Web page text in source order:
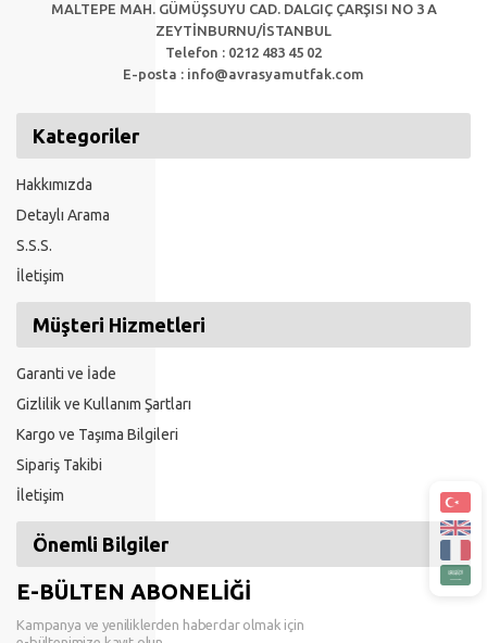
MALTEPE MAH. GÜMÜŞSUYU CAD. DALGIÇ ÇARŞISI NO 3 A
ZEYTİNBURNU/İSTANBUL
Telefon : 0212 483 45 02
E-posta : info@avrasyamutfak.com
Kategoriler
Hakkımızda
Detaylı Arama
S.S.S.
İletişim
Müşteri Hizmetleri
Garanti ve İade
Gizlilik ve Kullanım Şartları
Kargo ve Taşıma Bilgileri
Sipariş Takibi
İletişim
Önemli Bilgiler
E-BÜLTEN ABONELİĞİ
Kampanya ve yeniliklerden haberdar olmak için